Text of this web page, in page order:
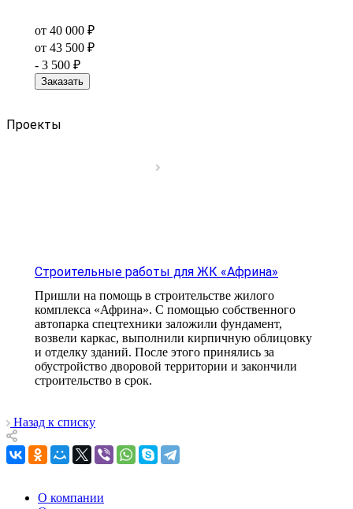
от 40 000 ₽
от 43 500 ₽
- 3 500 ₽
Заказать
Проекты
Строительные работы для ЖК «Африна»
Пришли на помощь в строительстве жилого
комплекса «Африна». С помощью собственного
автопарка спецтехники заложили фундамент,
возвели каркас, выполнили кирпичную облицовку
и отделку зданий. После этого принялись за
обустройство дворовой территории и закончили
строительство в срок.
Назад к списку
О компании